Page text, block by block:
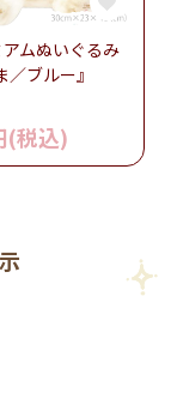
ムぬいぐるみ
／ブルー』
税込)